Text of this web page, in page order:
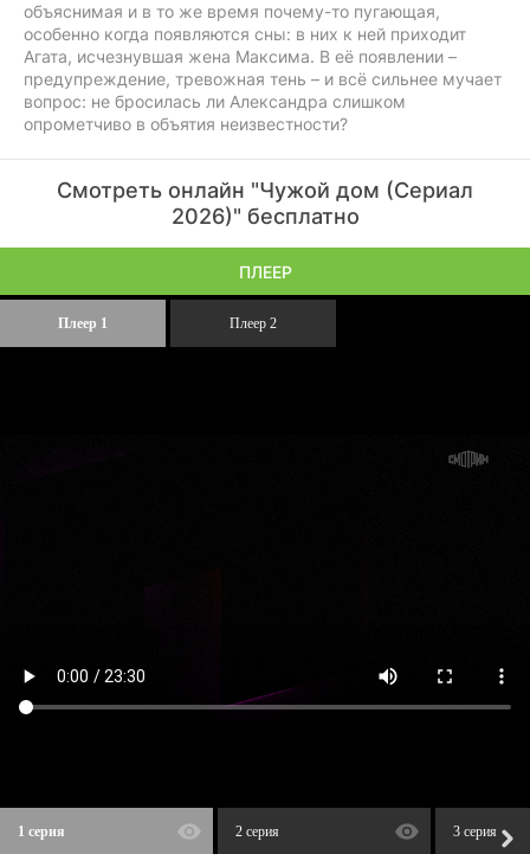
объяснимая и в то же время почему-то пугающая,
особенно когда появляются сны: в них к ней приходит
Агата, исчезнувшая жена Максима. В её появлении –
предупреждение, тревожная тень – и всё сильнее мучает
вопрос: не бросилась ли Александра слишком
опрометчиво в объятия неизвестности?
Смотреть онлайн "Чужой дом (Сериал
2026)" бесплатно
ПЛЕЕР
Плеер 1 Плеер 2
1 серия 2 серия 3 серия